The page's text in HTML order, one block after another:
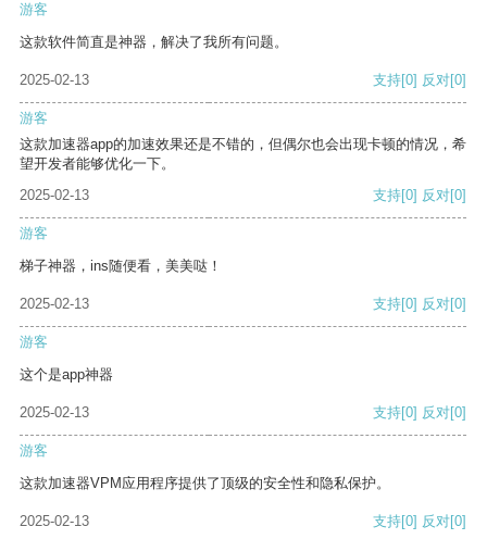
游客
这款软件简直是神器，解决了我所有问题。
2025-02-13 支持[0] 反对[0]
游客
这款加速器app的加速效果还是不错的，但偶尔也会出现卡顿的情况，希
望开发者能够优化一下。
2025-02-13
支持[0] 反对[0]
游客
梯子神器，ins随便看，美美哒！
2025-02-13 支持[0] 反对[0]
游客
这个是app神器
2025-02-13 支持[0] 反对[0]
游客
这款加速器VPM应用程序提供了顶级的安全性和隐私保护。
2025-02-13 支持[0] 反对[0]